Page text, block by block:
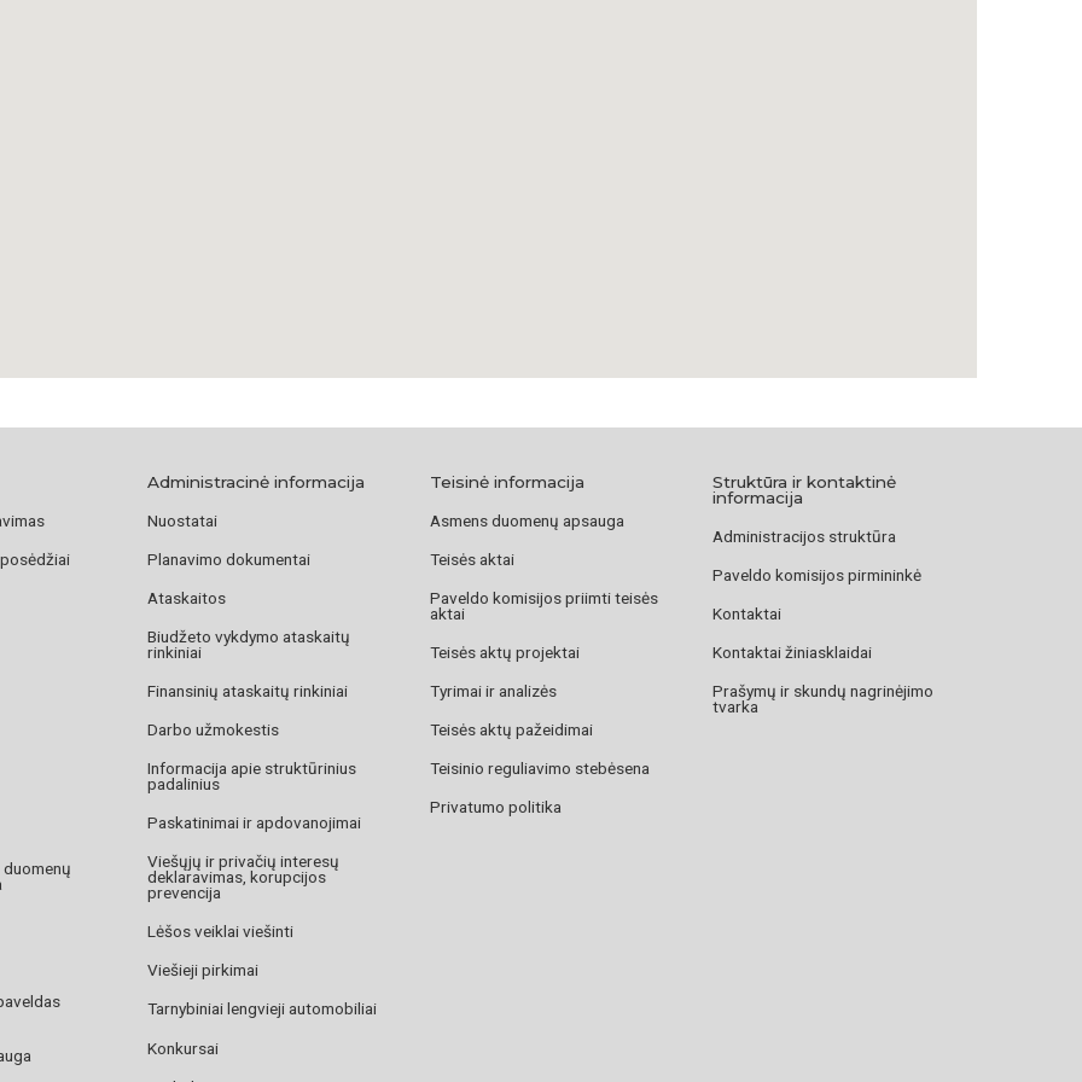
Administracinė informacija
Nuostatai
Planavimo dokumentai
Ataskaitos
Biudžeto vykdymo ataskaitų
rinkiniai
Finansinių ataskaitų rinkiniai
Darbo užmokestis
Informacija apie struktūrinius
padalinius
Paskatinimai ir apdovanojimai
Viešųjų ir privačių interesų
deklaravimas, korupcijos
prevencija
Lėšos veiklai viešinti
Viešieji pirkimai
Tarnybiniai lengvieji automobiliai
Konkursai
Teisinė informacija
Asmens duomenų apsauga
Teisės aktai
Paveldo komisijos priimti teisės
aktai
Teisės aktų projektai
Tyrimai ir analizės
Teisės aktų pažeidimai
Teisinio reguliavimo stebėsena
Privatumo politika
Struktūra ir kontaktinė
informacija
Administracijos struktūra
Paveldo komisijos pirmininkė
Kontaktai
Kontaktai žiniasklaidai
Prašymų ir skundų nagrinėjimo
tvarka